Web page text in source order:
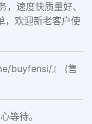
速度快质量好、
，欢迎新老客户使
buyfensi/』 (售
等待。